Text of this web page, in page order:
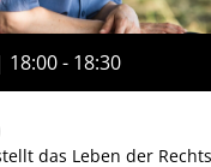
18:00 - 18:30
das Leben der